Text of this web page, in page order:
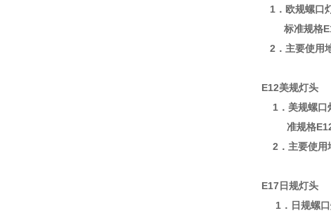
1．欧规螺口
标准规格
2．主要使用
E12美规灯头
1．美规螺口
准规格E12/
2．主要使用
E17日规灯头
1．日规螺口